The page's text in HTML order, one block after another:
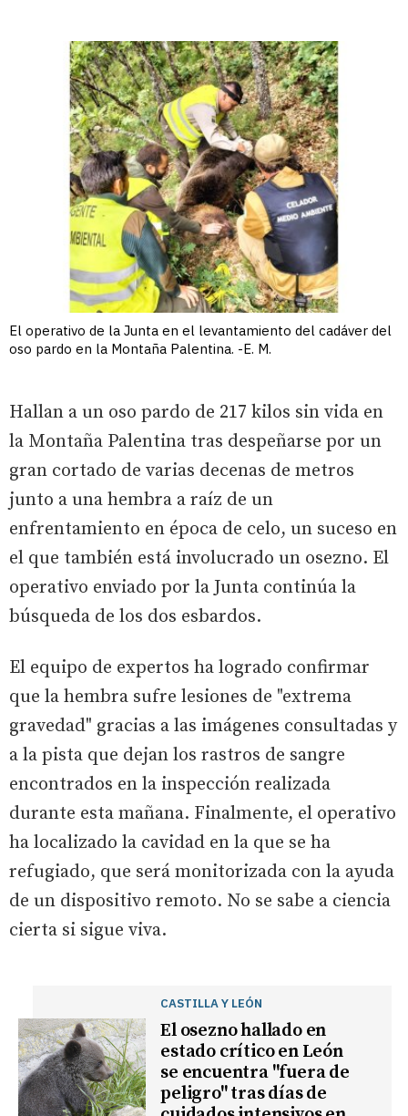
El operativo de la Junta en el levantamiento del cadáver del
oso pardo en la Montaña Palentina. -E. M.
Hallan a un oso pardo de 217 kilos sin vida en
la Montaña Palentina tras despeñarse por un
gran cortado de varias decenas de metros
junto a una hembra a raíz de un
enfrentamiento en época de celo, un suceso en
el que también está involucrado un osezno. El
operativo enviado por la Junta continúa la
búsqueda de los dos esbardos.
El equipo de expertos ha logrado confirmar
que la hembra sufre lesiones de "extrema
gravedad" gracias a las imágenes consultadas y
a la pista que dejan los rastros de sangre
encontrados en la inspección realizada
durante esta mañana. Finalmente, el operativo
ha localizado la cavidad en la que se ha
refugiado, que será monitorizada con la ayuda
de un dispositivo remoto. No se sabe a ciencia
cierta si sigue viva.
CASTILLA Y LEÓN
El osezno hallado en
estado crítico en León
se encuentra "fuera de
peligro" tras días de